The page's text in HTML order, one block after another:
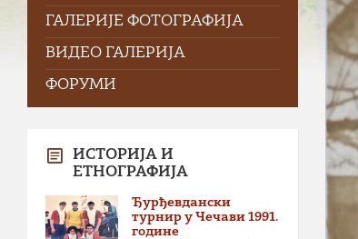
ГАЛЕРИЈЕ ФОТОГРАФИЈА
ВИДЕО ГАЛЕРИЈА
ФОРУМИ
ИСТОРИЈА И
ЕТНОГРАФИЈА
Ђурђевдански
турнир у Чечави 1991.
године